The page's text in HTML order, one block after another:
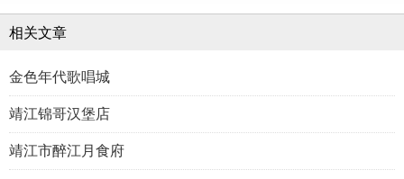
相关文章
金色年代歌唱城
靖江锦哥汉堡店
靖江市醉江月食府